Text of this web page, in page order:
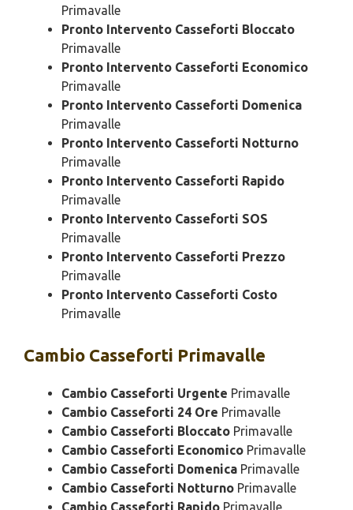
Primavalle
Pronto Intervento Casseforti Bloccato
Primavalle
Pronto Intervento Casseforti Economico
Primavalle
Pronto Intervento Casseforti Domenica
Primavalle
Pronto Intervento Casseforti Notturno
Primavalle
Pronto Intervento Casseforti Rapido
Primavalle
Pronto Intervento Casseforti SOS
Primavalle
Pronto Intervento Casseforti Prezzo
Primavalle
Pronto Intervento Casseforti Costo
Primavalle
Cambio Casseforti Primavalle
Cambio Casseforti Urgente Primavalle
Cambio Casseforti 24 Ore Primavalle
Cambio Casseforti Bloccato Primavalle
Cambio Casseforti Economico Primavalle
Cambio Casseforti Domenica Primavalle
Cambio Casseforti Notturno Primavalle
Cambio Casseforti Rapido Primavalle